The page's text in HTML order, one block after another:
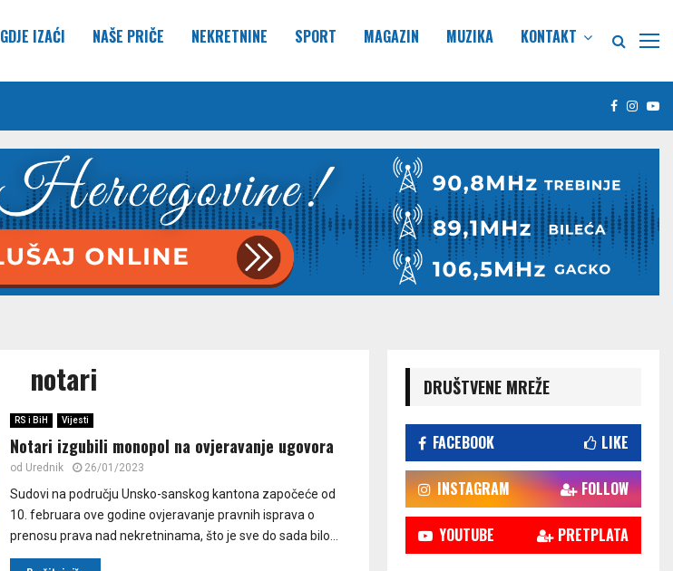
GDJE IZAĆI NAŠE PRIČE NEKRETNINE SPORT MAGAZIN MUZIKA KONTAKT
Facebook
notari
RS i BiH Vijesti
Notari izgubili monopol na ovjeravanje ugovora
od Urednik 26/01/2023
Sudovi na području Unsko-sanskog kantona započeće od
10. februara ove godine ovjeravanje pravnih isprava o
prenosu prava nad nekretninama, što je sve do sada bilo...
DRUŠTVENE MREŽE
FACEBOOK LIKE
INSTAGRAM FOLLOW
YOUTUBE PRETPLATA